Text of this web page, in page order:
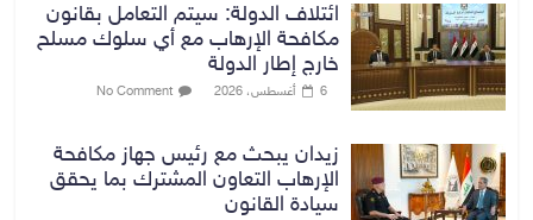
ائتلاف الدولة: سيتم التعامل بقانون
مكافحة الإرهاب مع أي سلوك مسلح
خارج إطار الدولة
6 أغسطس، 2026 No Comment
زيدان يبحث مع رئيس جهاز مكافحة
الإرهاب التعاون المشترك بما يحقق
سيادة القانون